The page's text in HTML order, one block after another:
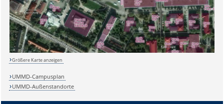
Sicherheitsabfrage:
Größere Karte anzeigen
UMMD-Campusplan
UMMD-Außenstandorte